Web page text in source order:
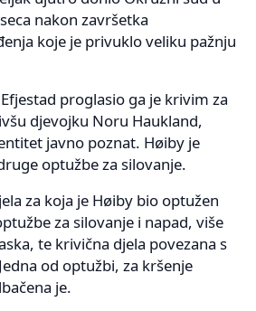
nakon završetka
koje je privuklo veliku pažnju
proglasio ga je krivim za
djevojku Noru Haukland,
javno poznat. Høiby je
optužbe za silovanje.
za koja je Høiby bio optužen
za silovanje i napad, više
te krivična djela povezana s
od optužbi, za kršenje
je.